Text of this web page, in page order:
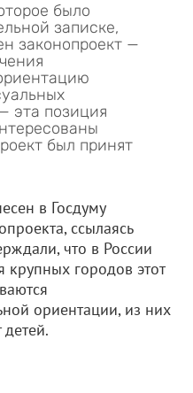
было
записке,
законопроект —
эта позиция
был принят
в Госдуму
ссылаясь
что в России
городов этот
ориентации, из них
детей.